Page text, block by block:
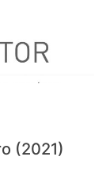
(2021)